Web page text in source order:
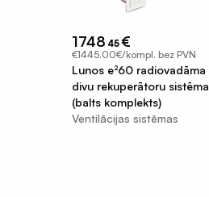
€
1748 45
€1445.00€/kompl. bez PVN
Lunos e²60 radiovadāma
divu rekuperātoru sistēma
(balts komplekts)
Ventilācijas sistēmas